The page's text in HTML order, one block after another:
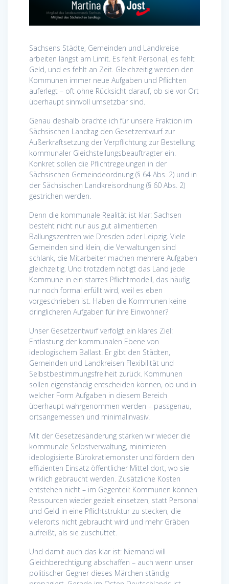
Sachsens Städte, Gemeinden und Landkreise
arbeiten längst am Limit. Es fehlt Personal, es fehlt
Geld, und es fehlt an Zeit. Gleichzeitig werden den
Kommunen immer neue Aufgaben und Pflichten
auferlegt – oft ohne Rücksicht darauf, ob sie vor Ort
überhaupt sinnvoll umsetzbar sind.
Genau deshalb brachte ich für unsere Fraktion im
Sächsischen Landtag den Gesetzentwurf zur
Außerkraftsetzung der Verpflichtung zur Bestellung
kommunaler Gleichstellungsbeauftragter ein.
Konkret sollen die Pflichtregelungen in der
Sächsischen Gemeindeordnung (§ 64 Abs. 2) und in
der Sächsischen Landkreisordnung (§ 60 Abs. 2)
gestrichen werden.
Denn die kommunale Realität ist klar: Sachsen
besteht nicht nur aus gut alimentierten
Ballungszentren wie Dresden oder Leipzig. Viele
Gemeinden sind klein, die Verwaltungen sind
schlank, die Mitarbeiter machen mehrere Aufgaben
gleichzeitig. Und trotzdem nötigt das Land jede
Kommune in ein starres Pflichtmodell, das häufig
nur noch formal erfüllt wird, weil es eben
vorgeschrieben ist. Haben die Kommunen keine
dringlicheren Aufgaben für ihre Einwohner?
Unser Gesetzentwurf verfolgt ein klares Ziel:
Entlastung der kommunalen Ebene von
ideologischem Ballast. Er gibt den Städten,
Gemeinden und Landkreisen Flexibilität und
Selbstbestimmungsfreiheit zurück. Kommunen
sollen eigenständig entscheiden können, ob und in
welcher Form Aufgaben in diesem Bereich
überhaupt wahrgenommen werden – passgenau,
ortsangemessen und minimalinvasiv.
Mit der Gesetzesänderung stärken wir wieder die
kommunale Selbstverwaltung, minimieren
ideologisierte Bürokratiemonster und fördern den
effizienten Einsatz öffentlicher Mittel dort, wo sie
wirklich gebraucht werden. Zusätzliche Kosten
entstehen nicht – im Gegenteil: Kommunen können
Ressourcen wieder gezielt einsetzen, statt Personal
und Geld in eine Pflichtstruktur zu stecken, die
vielerorts nicht gebraucht wird und mehr Gräben
aufreißt, als sie zuschüttet.
Und damit auch das klar ist: Niemand will
Gleichberechtigung abschaffen – auch wenn unser
politischer Gegner dieses Märchen ständig